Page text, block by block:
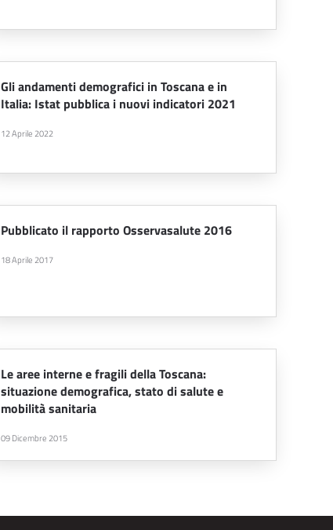
Gli andamenti demografici in Toscana e in
Italia: Istat pubblica i nuovi indicatori 2021
12 Aprile 2022
Pubblicato il rapporto Osservasalute 2016
18 Aprile 2017
Le aree interne e fragili della Toscana:
situazione demografica, stato di salute e
mobilità sanitaria
09 Dicembre 2015